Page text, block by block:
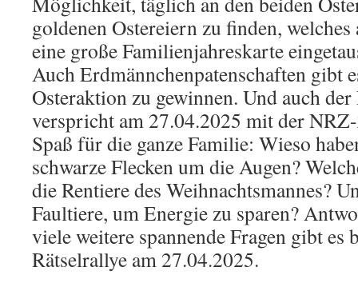
goldenen Ostereiern zu finden, welches
eine große Familienjahreskarte
Auch Erdmännchenpatenschaften gibt
Osteraktion zu gewinnen. Und auch
verspricht am 27.04.2025 mit der
Spaß für die ganze Familie: Wieso
schwarze Flecken um die Augen?
die Rentiere des Weihnachtsmannes?
Faultiere, um Energie zu sparen?
viele weitere spannende Fragen gibt es
Rätselrallye am 27.04.2025.